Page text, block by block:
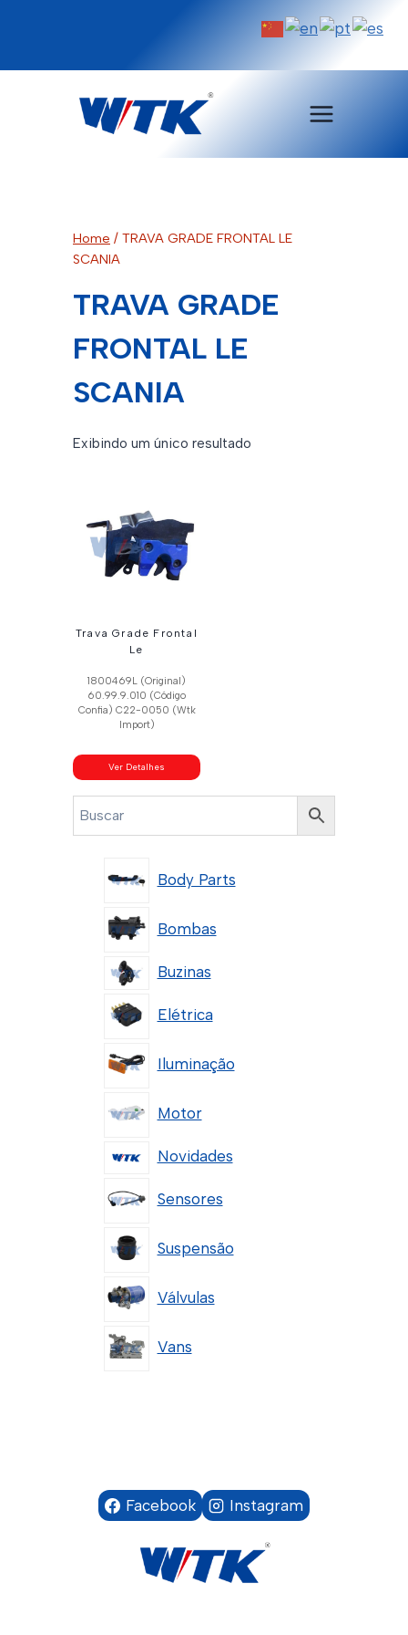
Home / TRAVA GRADE FRONTAL LE
SCANIA
TRAVA GRADE
FRONTAL LE
SCANIA
Exibindo um único resultado
Trava Grade Frontal
Le
1800469L (Original)
60.99.9.010 (Código
Confia) C22-0050 (Wtk
Import)
Ver Detalhes
Body Parts
Bombas
Buzinas
Elétrica
Iluminação
Motor
Novidades
Sensores
Suspensão
Válvulas
Vans
Facebook Instagram